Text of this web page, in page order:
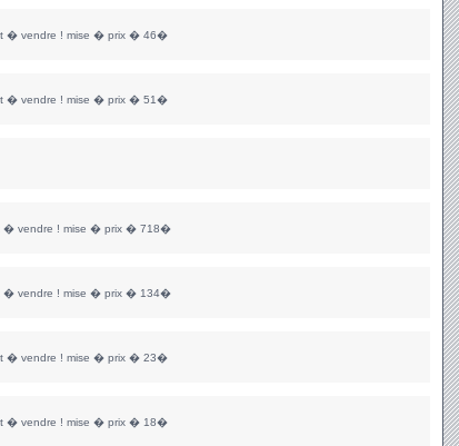
� vendre ! mise � prix � 46�
� vendre ! mise � prix � 51�
� vendre ! mise � prix � 718�
� vendre ! mise � prix � 134�
� vendre ! mise � prix � 23�
� vendre ! mise � prix � 18�